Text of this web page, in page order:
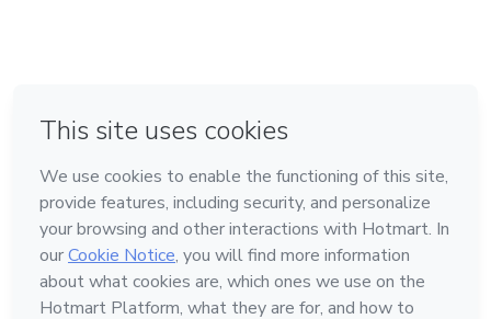
Feito com ❤ em Bogotá
Conheça a Hotmart
Idioma